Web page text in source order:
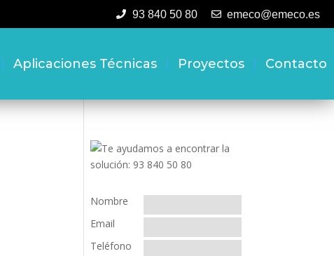
93 840 50 80 emeco@emeco.es
Aplicaciones Técnicas Proyectos Contacto
Nombre
Email
Teléfono